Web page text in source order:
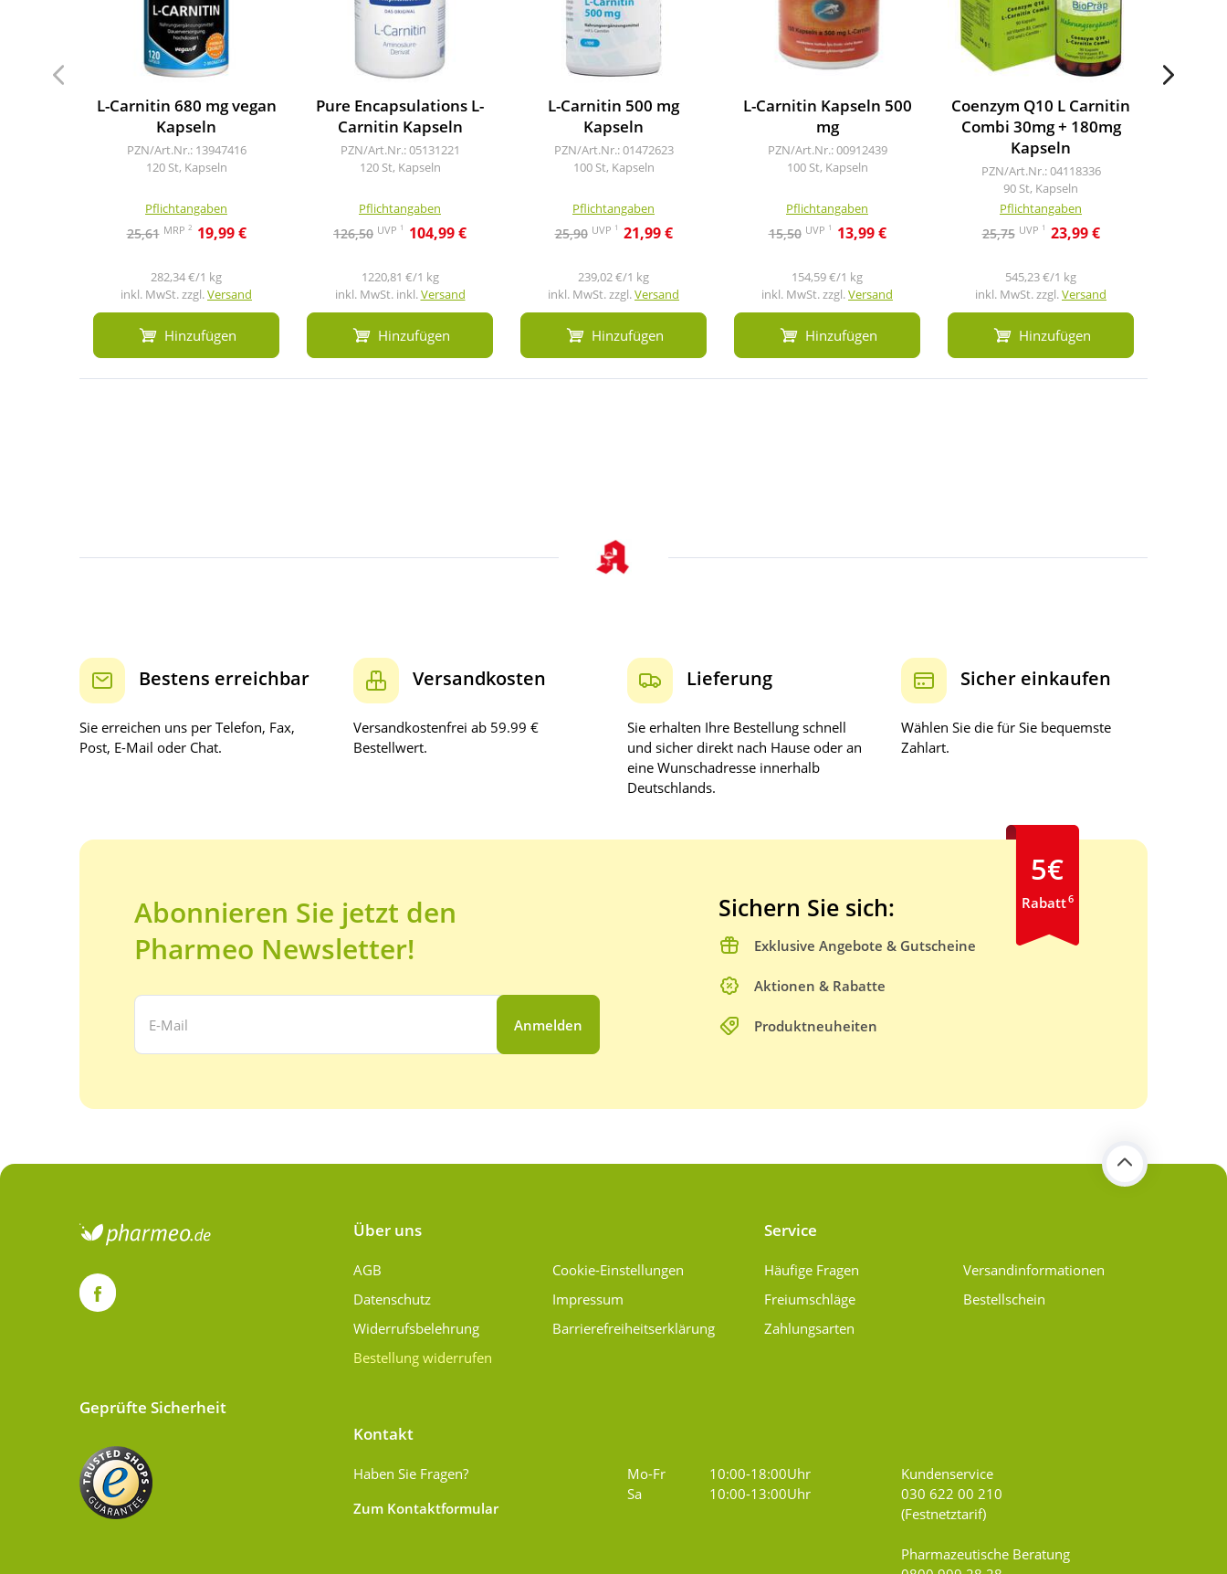
L-Carnitin 680 mg vegan
Kapseln
PZN/Art.Nr.: 13947416
120 St, Kapseln
Pflichtangaben
25,61 MRP 2 19,99 €
282,34 €/1 kg
inkl. MwSt. zzgl.Versand
Hinzufügen
Pure Encapsulations L-
Carnitin Kapseln
PZN/Art.Nr.: 05131221
120 St, Kapseln
Pflichtangaben
126,50 UVP 1 104,99 €
1220,81 €/1 kg
inkl. MwSt. inkl.Versand
Hinzufügen
L-Carnitin 500 mg
Kapseln
PZN/Art.Nr.: 01472623
100 St, Kapseln
Pflichtangaben
25,90 UVP 1 21,99 €
239,02 €/1 kg
inkl. MwSt. zzgl.Versand
Hinzufügen
L-Carnitin Kapseln 500
mg
PZN/Art.Nr.: 00912439
100 St, Kapseln
Pflichtangaben
15,50 UVP 1 13,99 €
154,59 €/1 kg
inkl. MwSt. zzgl.Versand
Hinzufügen
Coenzym Q10 L Carnitin
Combi 30mg + 180mg
Kapseln
PZN/Art.Nr.: 04118336
90 St, Kapseln
Pflichtangaben
25,75 UVP 1 23,99 €
545,23 €/1 kg
inkl. MwSt. zzgl.Versand
Hinzufügen
Bestens erreichbar
Sie erreichen uns per Telefon, Fax,
Post, E-Mail oder Chat.
Versandkosten
Versandkostenfrei ab 59.99 €
Bestellwert.
Lieferung
Sie erhalten Ihre Bestellung schnell
und sicher direkt nach Hause oder an
eine Wunschadresse innerhalb
Deutschlands.
Sicher einkaufen
Wählen Sie die für Sie bequemste
Zahlart.
Abonnieren Sie jetzt den
Pharmeo Newsletter!
Ihre E-Mail Adresse:
Anmelden
Sichern Sie sich:
Exklusive Angebote & Gutscheine
Aktionen & Rabatte
Produktneuheiten
5€
Rabatt6
Über uns
AGB
Datenschutz
Widerrufsbelehrung
Bestellung widerrufen
Cookie-Einstellungen
Impressum
Barrierefreiheitserklärung
Service
Häufige Fragen
Freiumschläge
Zahlungsarten
Versand­informationen
Bestellschein
Kontakt
Haben Sie Fragen?
Zum Kontaktformular
Mo-Fr
10:00-18:00Uhr
Sa
10:00-13:00Uhr
Kundenservice
030 622 00 210
(Festnetztarif)
Pharmazeutische Beratung
Geprüfte Sicherheit